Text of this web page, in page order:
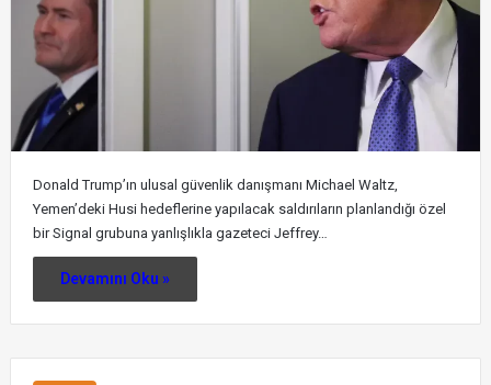
Donald Trump’ın ulusal güvenlik danışmanı Michael Waltz,
Yemen’deki Husi hedeflerine yapılacak saldırıların planlandığı özel
bir Signal grubuna yanlışlıkla gazeteci Jeffrey…
Devamını Oku »